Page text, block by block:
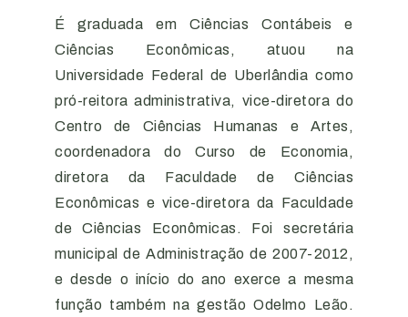
É graduada em Ciências Contábeis e
Ciências Econômicas, atuou na
Universidade Federal de Uberlândia como
pró-reitora administrativa, vice-diretora do
Centro de Ciências Humanas e Artes,
coordenadora do Curso de Economia,
diretora da Faculdade de Ciências
Econômicas e vice-diretora da Faculdade
de Ciências Econômicas. Foi secretária
municipal de Administração de 2007-2012,
e desde o início do ano exerce a mesma
função também na gestão Odelmo Leão.